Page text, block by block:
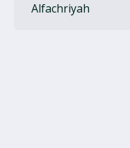
Alfachriyah